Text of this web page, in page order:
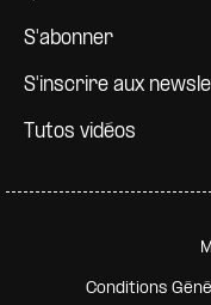
S'abonner
S'inscrire aux
Tutos vidéos
Pied de page
Conditions